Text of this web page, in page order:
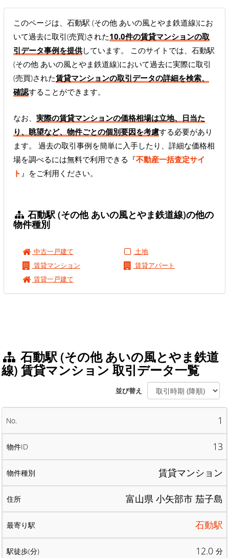
このページは、石動駅 (その他 あいの風とやま鉄道線)にお
いて過去に取引(売買)された10.0件の賃貸マンションの取
引データ事例を提供しています。 このサイトでは、石動駅
(その他 あいの風とやま鉄道線)において過去に実際に取引
(売買)された賃貸マンションの取引データの詳細を検索、
確認することができます。
なお、 実際の賃貸マンションの価格相場は立地、日当た
り、眺望など、物件ごとの個別要因を考慮する必要があり
ます。 過去の取引事例を簡単に入手したり、詳細な価格相
場を調べるには無料で利用できる『不動産一括査定サイ
ト 』をご利用ください。
石動駅 (その他 あいの風とやま鉄道線)の他の
物件種別
中古一戸建て
土地
賃貸マンション
賃貸アパート
賃貸一戸建て
石動駅 (その他 あいの風とやま鉄道
線) 賃貸マンション 取引データ一覧
並び替え
1
13
賃貸マンション
富山県 小矢部市 茄子島
石動駅
12.0 分